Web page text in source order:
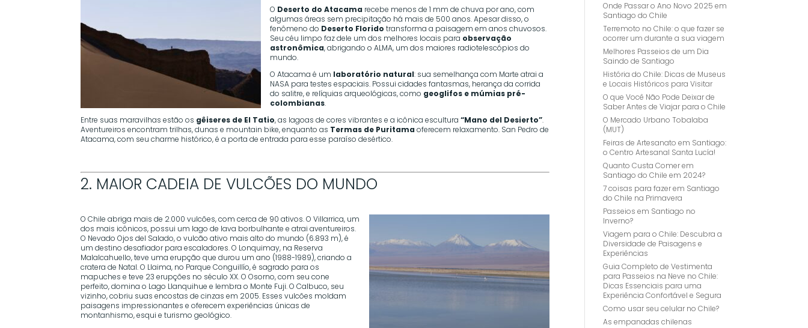
O Deserto do Atacama recebe menos de 1 mm de chuva por ano, com
algumas áreas sem precipitação há mais de 500 anos. Apesar disso, o
fenômeno do Deserto Florido transforma a paisagem em anos chuvosos.
Seu céu limpo faz dele um dos melhores locais para observação
astronômica, abrigando o ALMA, um dos maiores radiotelescópios do
mundo.
O Atacama é um laboratório natural: sua semelhança com Marte atrai a
NASA para testes espaciais. Possui cidades fantasmas, herança da corrida
do salitre, e relíquias arqueológicas, como geoglifos e múmias pré-
colombianas.
Entre suas maravilhas estão os gêiseres de El Tatio, as lagoas de cores vibrantes e a icônica escultura“Mano del Desierto”.
Aventureiros encontram trilhas, dunas e mountain bike, enquanto as Termas de Puritama oferecem relaxamento. San Pedro de
Atacama, com seu charme histórico, é a porta de entrada para esse paraíso desértico.
2. MAIOR CADEIA DE VULCÕES DO MUNDO
O Chile abriga mais de 2.000 vulcões, com cerca de 90 ativos. O Villarrica, um
dos mais icônicos, possui um lago de lava borbulhante e atrai aventureiros.
O Nevado Ojos del Salado, o vulcão ativo mais alto do mundo (6.893 m), é
um destino desafiador para escaladores. O Lonquimay, na Reserva
Malalcahuello, teve uma erupção que durou um ano (1988-1989), criando a
cratera de Natal. O Llaima, no Parque Conguillío, é sagrado para os
mapuches e teve 23 erupções no século XX. O Osorno, com seu cone
perfeito, domina o Lago Llanquihue e lembra o Monte Fuji. O Calbuco, seu
vizinho, cobriu suas encostas de cinzas em 2005. Esses vulcões moldam
paisagens impressionantes e oferecem experiências únicas de
montanhismo, esqui e turismo geológico.
Onde Passar o Ano Novo 2025 em
Santiago do Chile
Terremoto no Chile: o que fazer se
ocorrer um durante a sua viagem
Melhores Passeios de um Dia
Saindo de Santiago
História do Chile: Dicas de Museus
e Locais Históricos para Visitar
O que Você Não Pode Deixar de
Saber Antes de Viajar para o Chile
O Mercado Urbano Tobalaba
(MUT)
Feiras de Artesanato em Santiago:
o Centro Artesanal Santa Lucía!
Quanto Custa Comer em
Santiago do Chile em 2024?
7 coisas para fazer em Santiago
do Chile na Primavera
Passeios em Santiago no
Inverno?
Viagem para o Chile: Descubra a
Diversidade de Paisagens e
Experiências
Guia Completo de Vestimenta
para Passeios na Neve no Chile:
Dicas Essenciais para uma
Experiência Confortável e Segura
Como usar seu celular no Chile?
As empanadas chilenas